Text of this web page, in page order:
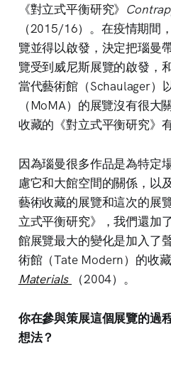
《對立式平衡研究》
（2015/16）。在疫情期間
覽並得以啟發，決定把瑙曼
覽受到威尼斯展覽的啟發，
當代藝術館（Schaulager）
（MoMA）的展覽沒有很大
收藏的《對立式平衡研究》有
因為瑙曼很多作品是為特定
慮它和大館空間的關係，以
藝術收藏的展覽和這次的展
立式平衡研究》，我們還加
館展覽最大的變化是加入
術館（Tate Modern）的收藏
Materials
（2004）。
你在參與策展這個展覽的過
想法？